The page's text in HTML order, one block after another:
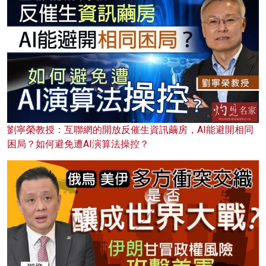
劉寧榮教授：互聯網的開放反催生資訊繭房，AI能避開相同
困局？如何避免遭AI演算法操控？